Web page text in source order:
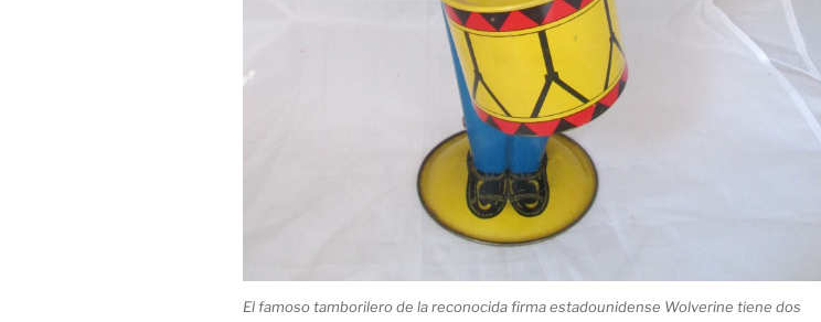
El famoso tamborilero de la reconocida firma estadounidense Wolverine tiene dos